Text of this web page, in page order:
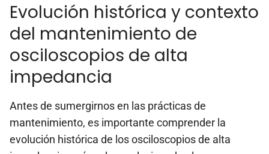
Evolución histórica y contexto
del mantenimiento de
osciloscopios de alta
impedancia
Antes de sumergirnos en las prácticas de
mantenimiento, es importante comprender la
evolución histórica de los osciloscopios de alta